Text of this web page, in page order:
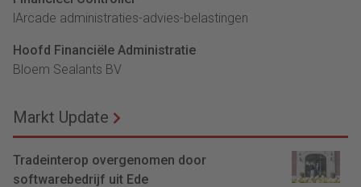
lArcade administraties-advies-belastingen
Hoofd Financiële Administratie
Bloem Sealants BV
Markt Update
Tradeinterop overgenomen door
softwarebedrijf uit Ede